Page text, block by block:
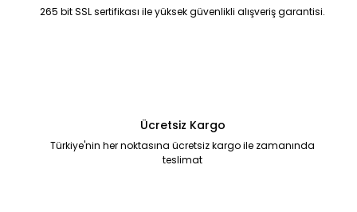
265 bit SSL sertifikası ile yüksek güvenlikli alışveriş garantisi.
Ücretsiz Kargo
Türkiye'nin her noktasına ücretsiz kargo ile zamanında
teslimat